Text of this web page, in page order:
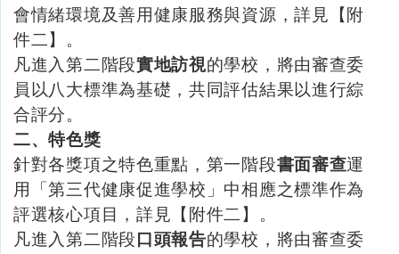
會情緒環境及善用健康服務與資源，詳見【附
件二】。
凡進入第二階段實地訪視的學校，將由審查委
員以八大標準為基礎，共同評估結果以進行綜
合評分。
二、特色獎
針對各獎項之特色重點，第一階段書面審查運
用「第三代健康促進學校」中相應之標準作為
評選核心項目，詳見【附件二】。
凡進入第二階段 口頭報告的學校，將由審查委